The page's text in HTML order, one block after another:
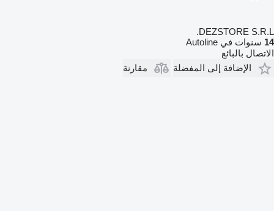
DEZSTORE S.R.L.
14 سنوات في Autoline
الاتصال بالبائع
الإضافة إلى المفضلة
مقارنة